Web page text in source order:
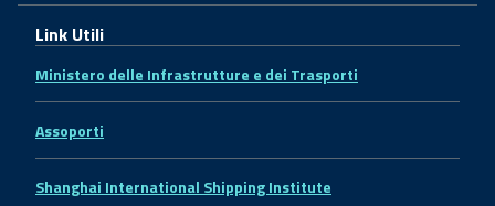
Link Utili
Ministero delle Infrastrutture e dei Trasporti
Assoporti
Shanghai International Shipping Institute